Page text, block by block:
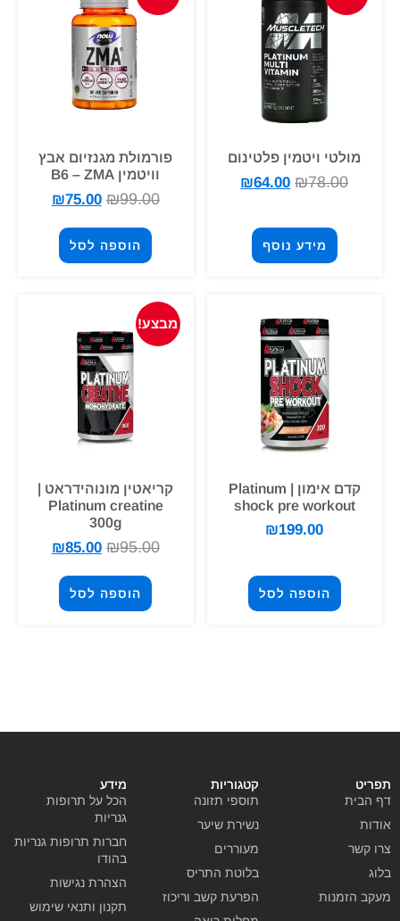
מולטי ויטמין פלטינום
₪78.00
₪64.00
מידע נוסף
פורמולת מגנזיום אבץ
וויטמין B6 – ZMA
₪99.00
₪75.00
הוספה לסל
קדם אימון | Platinum
shock pre workout
₪199.00
הוספה לסל
מבצע!
קריאטין מונוהידראט |
Platinum creatine
300g
₪95.00
₪85.00
הוספה לסל
תפריט
דף הבית
אודות
צרו קשר
בלוג
מעקב הזמנות
קטגוריות
תוספי תזונה
נשירת שיער
מעוררים
בלוטת התריס
הפרעת קשב וריכוז
מידע
הכל על תרופות
גנריות
חברות תרופות גנריות
בהודו
הצהרת נגישות
תקנון ותנאי שימוש